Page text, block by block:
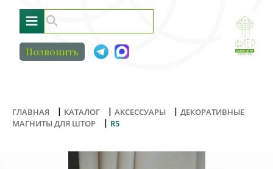
≡
Позвонить
ГЛАВНАЯ | КАТАЛОГ | АКСЕССУАРЫ | ДЕКОРАТИВНЫЕ
МАГНИТЫ ДЛЯ ШТОР
| R5